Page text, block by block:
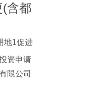
(含都
地1促进
资申请
限公司